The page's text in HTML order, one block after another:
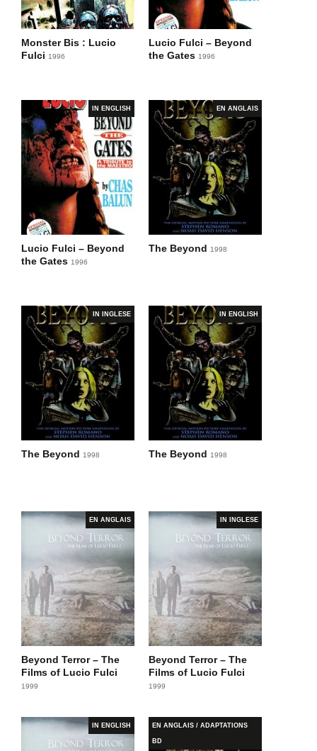
Monster Bis : Lucio
Fulci 1996
Lucio Fulci – Beyond
the Gates 1996
IN ENGLISH
Lucio Fulci – Beyond
the Gates 1996
EN ANGLAIS
The Beyond 1998
IN INGLESE
The Beyond 1998
IN ENGLISH
The Beyond 1998
EN ANGLAIS
Beyond Terror – The
Films of Lucio Fulci
1999
IN INGLESE
Beyond Terror – The
Films of Lucio Fulci
1999
IN ENGLISH EN ANGLAIS / ADAPTATIONS
BD